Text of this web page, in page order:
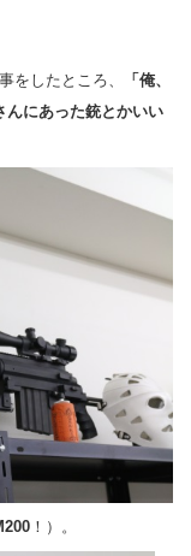
をしたところ、
「俺、
んにあった銃とかいい
！）。